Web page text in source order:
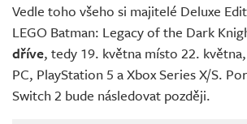
Vedle toho všeho si majitelé Deluxe
LEGO Batman: Legacy of the Dark
dříve, tedy 19. května místo 22.
PC, PlayStation 5 a Xbox Series X/S.
Switch 2 bude následovat později.